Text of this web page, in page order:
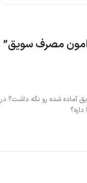
مصرف سویق”
آماده شده رو نگه داشت؟ در